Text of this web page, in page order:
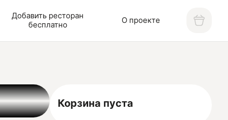
Добавить ресторан
бесплатно
О проекте
Корзина пуста